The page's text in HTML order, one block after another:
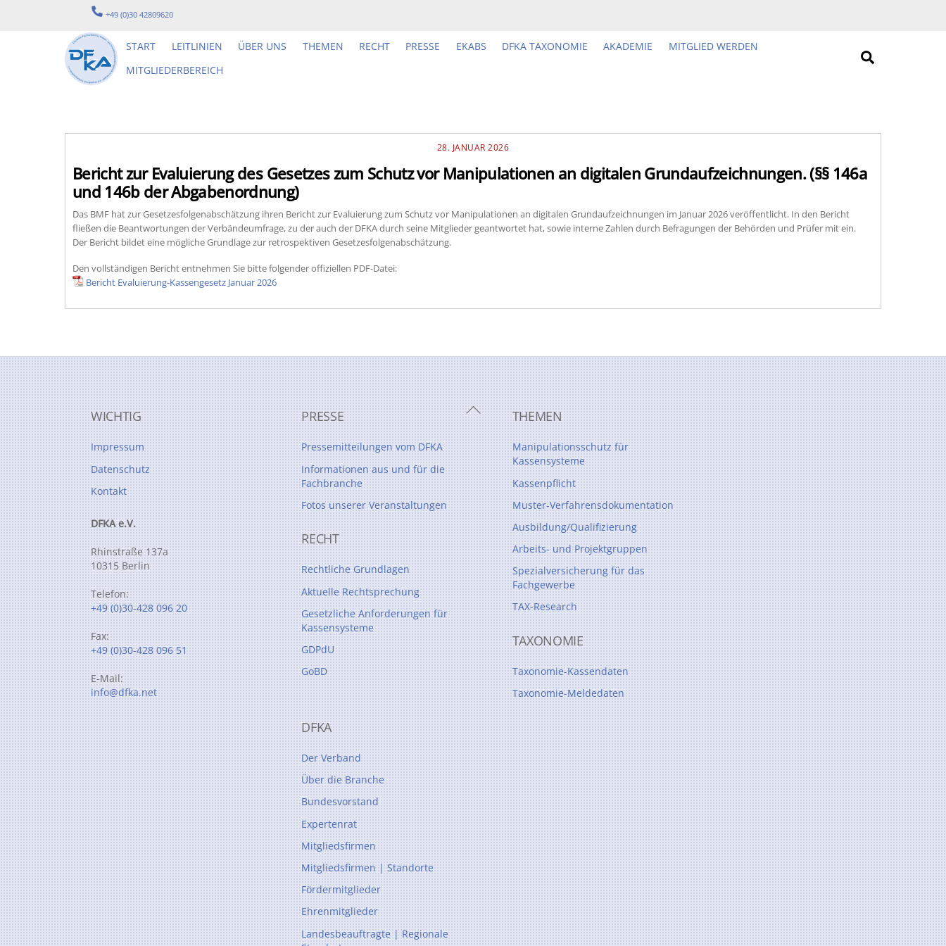
+49 (0)30 42809620
START LEITLINIEN ÜBER UNS THEMEN RECHT PRESSE EKABS DFKA TAXONOMIE AKADEMIE
MITGLIED WERDEN
MITGLIEDERBEREICH
28. JANUAR 2026
Bericht zur Evaluierung des Gesetzes zum Schutz vor Manipulationen an digitalen Grundaufzeichnungen. (§§ 146a
und 146b der Abgabenordnung)
Das BMF hat zur Gesetzesfolgenabschätzung ihren Bericht zur Evaluierung zum Schutz vor Manipulationen an digitalen Grundaufzeichnungen im Januar 2026 veröffentlicht. In den Bericht
fließen die Beantwortungen der Verbändeumfrage, zu der auch der DFKA durch seine Mitglieder geantwortet hat, sowie interne Zahlen durch Befragungen der Behörden und Prüfer mit ein.
Der Bericht bildet eine mögliche Grundlage zur retrospektiven Gesetzesfolgenabschätzung.
Den vollständigen Bericht entnehmen Sie bitte folgender offiziellen PDF-Datei:
Bericht Evaluierung-Kassengesetz Januar 2026
Back
To
Top
WICHTIG
Impressum
Datenschutz
Kontakt
DFKA e.V.
Rhinstraße 137a
10315 Berlin
Telefon:
+49 (0)30-428 096 20
Fax:
+49 (0)30-428 096 51
E-Mail:
info@dfka.net
PRESSE
Pressemitteilungen vom DFKA
Informationen aus und für die
Fachbranche
Fotos unserer Veranstaltungen
RECHT
Rechtliche Grundlagen
Aktuelle Rechtsprechung
Gesetzliche Anforderungen für
Kassensysteme
GDPdU
GoBD
THEMEN
Manipulationsschutz für
Kassensysteme
Kassenpflicht
Muster-Verfahrensdokumentation
Ausbildung/Qualifizierung
Arbeits- und Projektgruppen
Spezialversicherung für das
Fachgewerbe
TAX-Research
TAXONOMIE
Taxonomie-Kassendaten
Taxonomie-Meldedaten
DFKA
Der Verband
Über die Branche
Bundesvorstand
Expertenrat
Mitgliedsfirmen
Mitgliedsfirmen | Standorte
Fördermitglieder
Ehrenmitglieder
Landesbeauftragte | Regionale